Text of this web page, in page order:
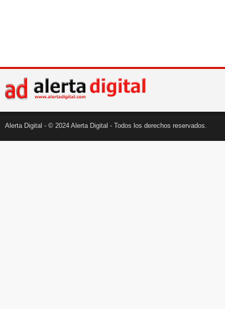
Alerta Digital - © 2024 Alerta Digital - Todos los derechos reservados.